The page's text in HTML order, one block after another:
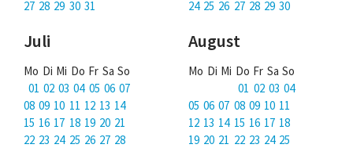
27 28 29 30 31
24 25 26 27 28 29 30
Juli
Mo Di Mi Do Fr Sa So
01 02 03 04 05 06 07
08 09 10 11 12 13 14
15 16 17 18 19 20 21
22 23 24 25 26 27 28
August
Mo Di Mi Do Fr Sa So
01 02 03 04
05 06 07 08 09 10 11
12 13 14 15 16 17 18
19 20 21 22 23 24 25